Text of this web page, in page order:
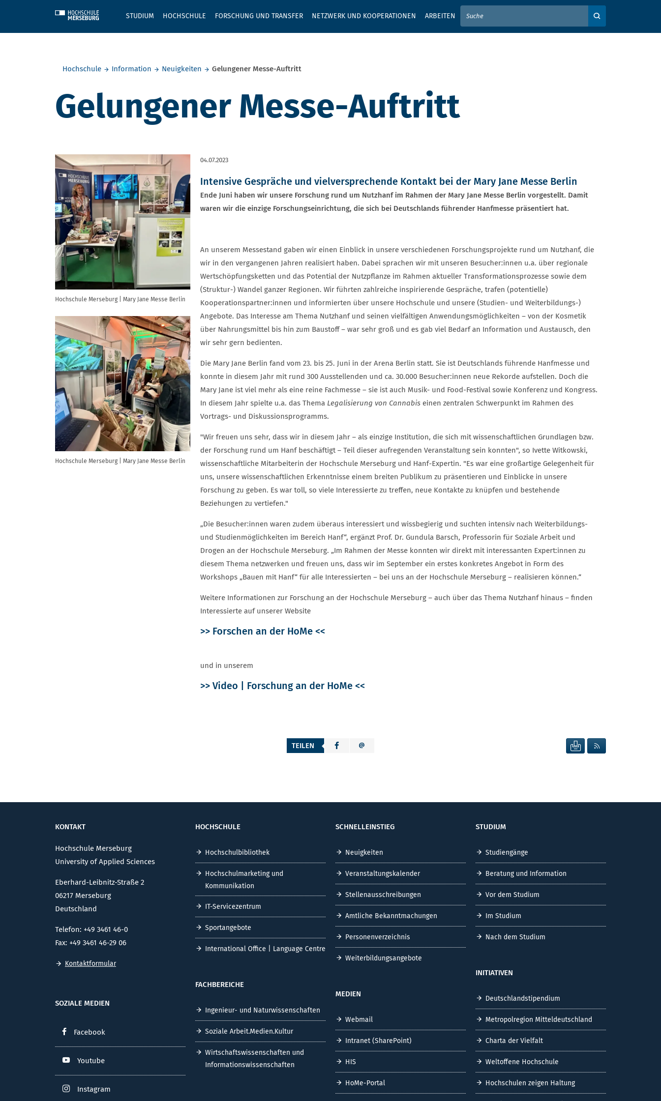
STUDIUM HOCHSCHULE FORSCHUNG UND TRANSFER NETZWERK UND KOOPERATIONEN ARBEITEN
GEBEN SIE HIER IHREN SUCHBEGRIFF EIN
Hochschule
Information Neuigkeiten Gelungener Messe-Auftritt
Gelungener Messe-Auftritt
Hochschule Merseburg | Mary Jane Messe Berlin
Hochschule Merseburg | Mary Jane Messe Berlin
04.07.2023
Intensive Gespräche und vielversprechende Kontakt bei der Mary Jane Messe Berlin
Ende Juni haben wir unsere Forschung rund um Nutzhanf im Rahmen der Mary Jane Messe Berlin vorgestellt. Damit
waren wir die einzige Forschungseinrichtung, die sich bei Deutschlands führender Hanfmesse präsentiert hat.
An unserem Messestand gaben wir einen Einblick in unsere verschiedenen Forschungsprojekte rund um Nutzhanf, die
wir in den vergangenen Jahren realisiert haben. Dabei sprachen wir mit unseren Besucher:innen u.a. über regionale
Wertschöpfungsketten und das Potential der Nutzpflanze im Rahmen aktueller Transformationsprozesse sowie dem
(Struktur-) Wandel ganzer Regionen. Wir führten zahlreiche inspirierende Gespräche, trafen (potentielle)
Kooperationspartner:innen und informierten über unsere Hochschule und unsere (Studien- und Weiterbildungs-)
Angebote. Das Interesse am Thema Nutzhanf und seinen vielfältigen Anwendungsmöglichkeiten – von der Kosmetik
über Nahrungsmittel bis hin zum Baustoff – war sehr groß und es gab viel Bedarf an Information und Austausch, den
wir sehr gern bedienten.
Die Mary Jane Berlin fand vom 23. bis 25. Juni in der Arena Berlin statt. Sie ist Deutschlands führende Hanfmesse und
konnte in diesem Jahr mit rund 300 Ausstellenden und ca. 30.000 Besucher:innen neue Rekorde aufstellen. Doch die
Mary Jane ist viel mehr als eine reine Fachmesse – sie ist auch Musik- und Food-Festival sowie Konferenz und Kongress.
In diesem Jahr spielte u.a. das Thema Legalisierung von Cannabis einen zentralen Schwerpunkt im Rahmen des
Vortrags- und Diskussionsprogramms.
"Wir freuen uns sehr, dass wir in diesem Jahr – als einzige Institution, die sich mit wissenschaftlichen Grundlagen bzw.
der Forschung rund um Hanf beschäftigt – Teil dieser aufregenden Veranstaltung sein konnten", so Ivette Witkowski,
wissenschaftliche Mitarbeiterin der Hochschule Merseburg und Hanf-Expertin. "Es war eine großartige Gelegenheit für
uns, unsere wissenschaftlichen Erkenntnisse einem breiten Publikum zu präsentieren und Einblicke in unsere
Forschung zu geben. Es war toll, so viele Interessierte zu treffen, neue Kontakte zu knüpfen und bestehende
Beziehungen zu vertiefen."
„Die Besucher:innen waren zudem überaus interessiert und wissbegierig und suchten intensiv nach Weiterbildungs-
und Studienmöglichkeiten im Bereich Hanf“, ergänzt Prof. Dr. Gundula Barsch, Professorin für Soziale Arbeit und
Drogen an der Hochschule Merseburg. „Im Rahmen der Messe konnten wir direkt mit interessanten Expert:innen zu
diesem Thema netzwerken und freuen uns, dass wir im September ein erstes konkretes Angebot in Form des
Workshops „Bauen mit Hanf“ für alle Interessierten – bei uns an der Hochschule Merseburg – realisieren können.“
Weitere Informationen zur Forschung an der Hochschule Merseburg – auch über das Thema Nutzhanf hinaus – finden
Interessierte auf unserer Website
>> Forschen an der HoMe <<
und in unserem
>> Video | Forschung an der HoMe <<
TEILEN SEITE DRUCKEN
KONTAKT
Hochschule Merseburg
University of Applied Sciences
Eberhard-Leibnitz-Straße 2
06217 Merseburg
Deutschland
Telefon: +49 3461 46-0
Fax: +49 3461 46-29 06
Kontaktformular
SOZIALE MEDIEN
Facebook
Youtube
Instagram
HOCHSCHULE
Hochschulbibliothek
Hochschulmarketing und
Kommunikation
IT-Servicezentrum
Sportangebote
International Office | Language Centre
FACHBEREICHE
Ingenieur- und Naturwissenschaften
Soziale Arbeit.Medien.Kultur
Wirtschaftswissenschaften und
Informationswissenschaften
SCHNELLEINSTIEG
Neuigkeiten
Veranstaltungskalender
Stellenausschreibungen
Amtliche Bekanntmachungen
Personenverzeichnis
Weiterbildungsangebote
MEDIEN
Webmail
Intranet (SharePoint)
HIS
HoMe-Portal
STUDIUM
Studiengänge
Beratung und Information
Vor dem Studium
Im Studium
Nach dem Studium
INITIATIVEN
Deutschlandstipendium
Metropolregion Mitteldeutschland
Charta der Vielfalt
Weltoffene Hochschule
Hochschulen zeigen Haltung